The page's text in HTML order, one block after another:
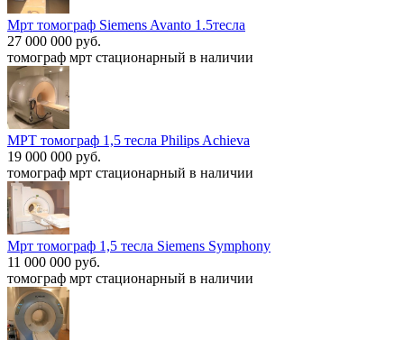
Мрт томограф Siemens Avanto 1.5тесла
27 000 000 руб.
томограф мрт стационарный в наличии
МРТ томограф 1,5 тесла Philips Achieva
19 000 000 руб.
томограф мрт стационарный в наличии
Мрт томограф 1,5 тесла Siemens Symphony
11 000 000 руб.
томограф мрт стационарный в наличии